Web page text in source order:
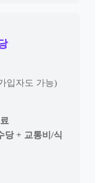
입자도 가능)
당 + 교통비/식